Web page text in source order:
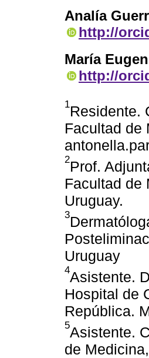
Analía
http://
María
http://
1Residente.
Facultad de
2Prof.
Facultad de
Uruguay.
3
Uruguay
4Asistente.
Hospital de
República.
5Asistente.
de